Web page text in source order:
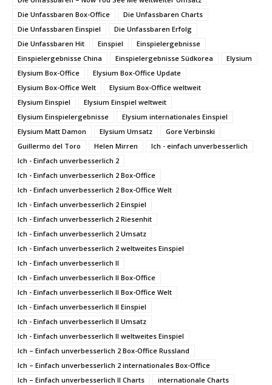
Die Unfassbaren Box-Office
Die Unfassbaren Charts
Die Unfassbaren Einspiel
Die Unfassbaren Erfolg
Die Unfassbaren Hit
Einspiel
Einspielergebnisse
Einspielergebnisse China
Einspielergebnisse Südkorea
Elysium
Elysium Box-Office
Elysium Box-Office Update
Elysium Box-Office Welt
Elysium Box-Office weltweit
Elysium Einspiel
Elysium Einspiel weltweit
Elysium Einspielergebnisse
Elysium internationales Einspiel
Elysium Matt Damon
Elysium Umsatz
Gore Verbinski
Guillermo del Toro
Helen Mirren
Ich - einfach unverbesserlich
Ich - Einfach unverbesserlich 2
Ich - Einfach unverbesserlich 2 Box-Office
Ich - Einfach unverbesserlich 2 Box-Office Welt
Ich - Einfach unverbesserlich 2 Einspiel
Ich - Einfach unverbesserlich 2 Riesenhit
Ich - Einfach unverbesserlich 2 Umsatz
Ich - Einfach unverbesserlich 2 weltweites Einspiel
Ich - Einfach unverbesserlich II
Ich - Einfach unverbesserlich II Box-Office
Ich - Einfach unverbesserlich II Box-Office Welt
Ich - Einfach unverbesserlich II Einspiel
Ich - Einfach unverbesserlich II Umsatz
Ich - Einfach unverbesserlich II weltweites Einspiel
Ich – Einfach unverbesserlich 2 Box-Office Russland
Ich – Einfach unverbesserlich 2 internationales Box-Office
Ich – Einfach unverbesserlich II Charts
internationale Charts